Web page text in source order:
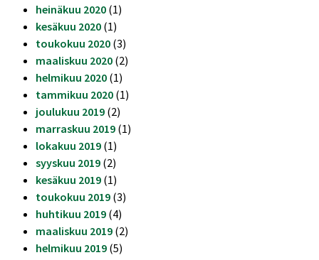
heinäkuu 2020 (1)
kesäkuu 2020 (1)
toukokuu 2020 (3)
maaliskuu 2020 (2)
helmikuu 2020 (1)
tammikuu 2020 (1)
joulukuu 2019 (2)
marraskuu 2019 (1)
lokakuu 2019 (1)
syyskuu 2019 (2)
kesäkuu 2019 (1)
toukokuu 2019 (3)
huhtikuu 2019 (4)
maaliskuu 2019 (2)
helmikuu 2019 (5)